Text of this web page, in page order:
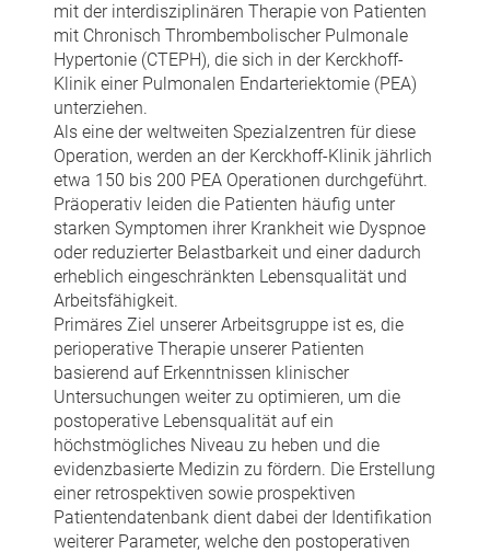
mit der interdisziplinären Therapie von Patienten
mit Chronisch Thrombembolischer Pulmonale
Hypertonie (CTEPH), die sich in der Kerckhoff-
Klinik einer Pulmonalen Endarteriektomie (PEA)
unterziehen.
Als eine der weltweiten Spezialzentren für diese
Operation, werden an der Kerckhoff-Klinik jährlich
etwa 150 bis 200 PEA Operationen durchgeführt.
Präoperativ leiden die Patienten häufig unter
starken Symptomen ihrer Krankheit wie Dyspnoe
oder reduzierter Belastbarkeit und einer dadurch
erheblich eingeschränkten Lebensqualität und
Arbeitsfähigkeit.
Primäres Ziel unserer Arbeitsgruppe ist es, die
perioperative Therapie unserer Patienten
basierend auf Erkenntnissen klinischer
Untersuchungen weiter zu optimieren, um die
postoperative Lebensqualität auf ein
höchstmögliches Niveau zu heben und die
evidenzbasierte Medizin zu fördern. Die Erstellung
einer retrospektiven sowie prospektiven
Patientendatenbank dient dabei der Identifikation
weiterer Parameter, welche den postoperativen